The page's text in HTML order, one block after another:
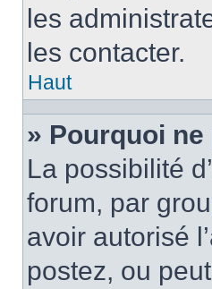
les
les contacter.
Haut
» Pourquoi
La possibilité
forum, par
avoir autorisé
postez, ou